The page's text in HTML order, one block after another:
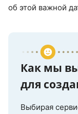
об этой важной
Как мы
для
Выбирая